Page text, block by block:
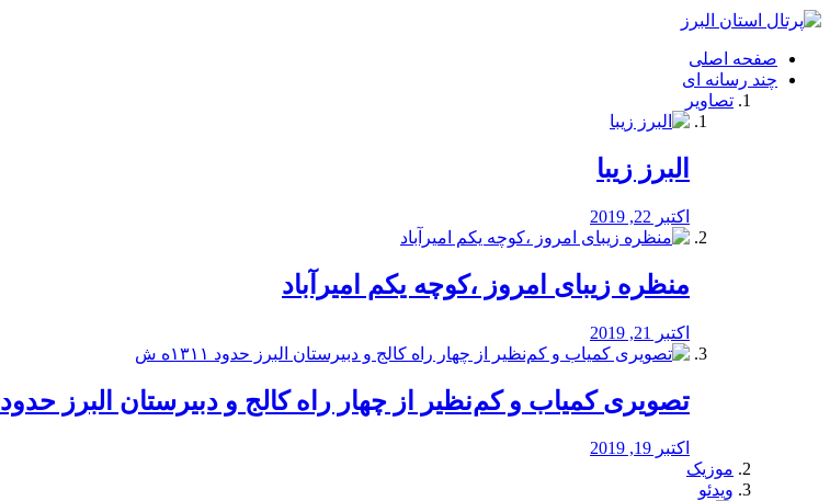
فصد
شرق
تهران
خشکشویی
صفحه اصلی
چند رسانه ای
تصاویر
البرز زیبا
اکتبر 22, 2019
منظره‌‌ زیبای امروز ،کوچه یکم امیرآباد
اکتبر 21, 2019
️تصویری کمیاب و کم‌نظیر از چهار راه كالج و دبيرستان البرز حدود ۱۳۱۱ه ش
اکتبر 19, 2019
موزیک
ویدئو